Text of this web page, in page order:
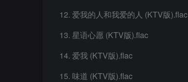
爱我的人和我爱的人 (KTV版).flac
星语心愿 (KTV版).flac
爱我 (KTV版).flac
味道 (KTV版).flac